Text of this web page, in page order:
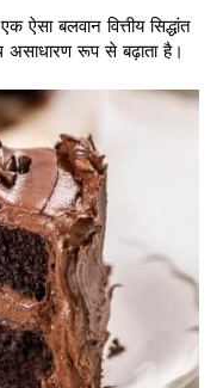
बलवान वित्तीय सिद्धांत
रूप से बढ़ाता है।